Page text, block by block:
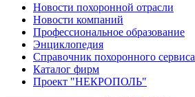
Новости похоронной отрасли
Новости компаний
Профессиональное образование
Энциклопедия
Справочник похоронного сервиса
Каталог фирм
Проект "НЕКРОПОЛЬ"